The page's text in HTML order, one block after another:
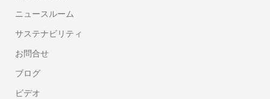
ニュースルーム
サステナビリティ
お問合せ
ブログ
ビデオ